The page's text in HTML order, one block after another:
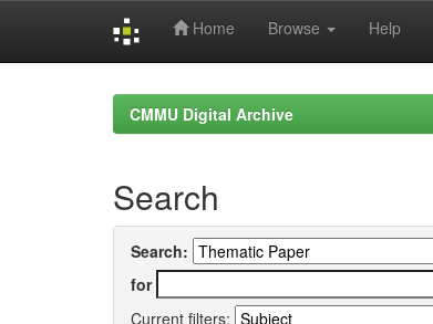
Home Browse Help
CMMU Digital Archive
Search
Search:
for
Current filters: